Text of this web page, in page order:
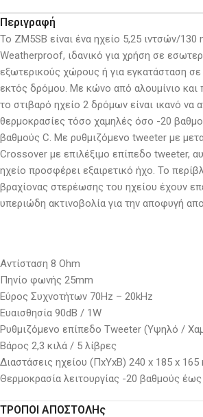
Περιγραφή
Το ZM5SB είναι ένα ηχείο 5,25 ιντσών/130
Weatherproof, ιδανικό για χρήση σε
εξωτερικούς χώρους ή για εγκατάσταση
εκτός δρόμου. Με κώνο από αλουμίνιο και
το στιβαρό ηχείο 2 δρόμων είναι ικανό να
θερμοκρασίες τόσο χαμηλές όσο -20
βαθμούς C. Με ρυθμιζόμενο tweeter με
Crossover με επιλέξιμο επίπεδο tweeter,
ηχείο προσφέρει εξαιρετικό ήχο. Το
βραχίονας στερέωσης του ηχείου έχουν
υπεριώδη ακτινοβολία για την αποφυγή
Αντίσταση 8 Ohm
Πηνίο φωνής 25mm
Εύρος Συχνοτήτων 70Hz – 20kHz
Ευαισθησία 90dB / 1W
Ρυθμιζόμενο επίπεδο Tweeter (Υψηλό /
Βάρος 2,3 κιλά / 5 λίβρες
Διαστάσεις ηχείου (ΠxΥxΒ) 240 x 185 x 165
Θερμοκρασία λειτουργίας -20 βαθμούς
ΤΡΟΠΟΙ ΑΠΟΣΤΟΛΗς